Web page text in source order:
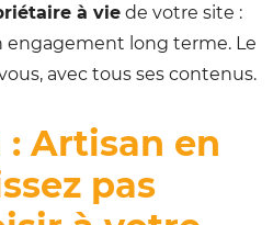
à vie de votre site :
engagement long terme. Le
avec tous ses contenus.
Artisan en
pas